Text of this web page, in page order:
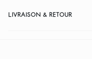
LIVRAISON & RETOUR